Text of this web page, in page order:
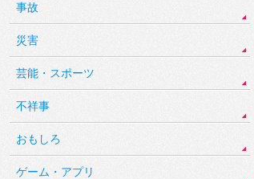
事故
災害
芸能・スポーツ
不祥事
おもしろ
ゲーム・アプリ